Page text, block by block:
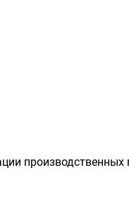
производственных